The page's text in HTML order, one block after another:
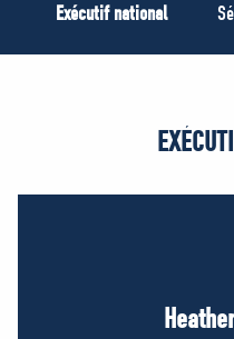
MÉDIAS
BÉNÉVOLE
BOUTIQUE
Exécutif national